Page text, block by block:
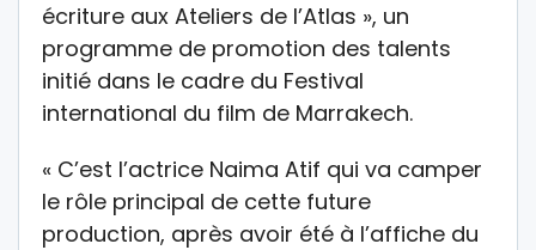
écriture aux Ateliers de l’Atlas », un
programme de promotion des talents
initié dans le cadre du Festival
international du film de Marrakech.
« C’est l’actrice Naima Atif qui va camper
le rôle principal de cette future
production, après avoir été à l’affiche du